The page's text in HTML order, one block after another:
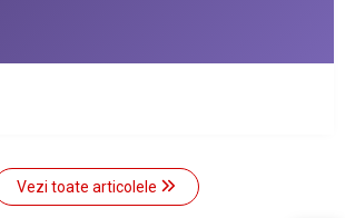
Vezi toate articolele